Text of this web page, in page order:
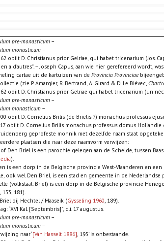
pre-monasticum–
monasticum–
obiit D. Christianus prior Gelriae, qui habet tricenarium (Jos.
en a d’autres”. – Joseph Capus, aan wie hier gerefereerd
cartae uit de kartuizen van de Provincia Provinciae
(zie P. Amargier, R. Bertrand, A. Girard & D. Le Blévec,
obiit D. Christianus prior Gelriae qui habet tricenarium (un
pre-monasticum–
monasticum–
obiit D. Cornelius Brilis (de Brielis ?) monachus professus
obiit D. Cornelius Brilis monachus professus domus
geprofeste monnik met dezelfde naam staat
plaatsen die naar deze naamvorm verwijzen:
Den Briel is een parochie gelegen aan de Schelde, tussen
).
is een dorp in de Belgische provincie West-Vlaanderen en
ook wel Den Briel, is een stad en gemeente in de
(volkstaal: Briel) is een dorp in de Belgische provincie
153, 181).
bij Hechtel / Maaseik (Gysseling 1960 , 189).
“XVI Kal. [Septembris]”, d.i. 17 augustus.
pre-monasticum–
monasticum–
naar ‘[Van Hasselt 1886] , 195’ is onbestaande.